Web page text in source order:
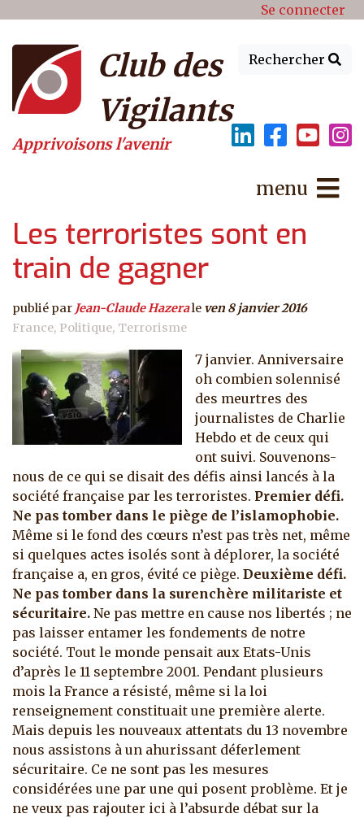
Menu du compte de Se connecter
Rechercher
Club des
Vigilants
Apprivoisons l'avenir
menu
Les terroristes sont en
train de gagner
publié par Jean-Claude Hazerale ven 8 janvier 2016
France Politique Terrorisme
7 janvier. Anniversaire
oh combien solennisé
des meurtres des
journalistes de Charlie
Hebdo et de ceux qui
ont suivi. Souvenons-
nous de ce qui se disait des défis ainsi lancés à la
société française par les terroristes. Premier défi.
Ne pas tomber dans le piège de l’islamophobie.
Même si le fond des cœurs n’est pas très net, même
si quelques actes isolés sont à déplorer, la société
française a, en gros, évité ce piège. Deuxième défi.
Ne pas tomber dans la surenchère militariste et
sécuritaire. Ne pas mettre en cause nos libertés ; ne
pas laisser entamer les fondements de notre
société. Tout le monde pensait aux Etats-Unis
d’après le 11 septembre 2001. Pendant plusieurs
mois la France a résisté, même si la loi
renseignement constituait une première alerte.
Mais depuis les nouveaux attentats du 13 novembre
nous assistons à un ahurissant déferlement
sécuritaire. Ce ne sont pas les mesures
considérées une par une qui posent problème. Et je
ne veux pas rajouter ici à l’absurde débat sur la